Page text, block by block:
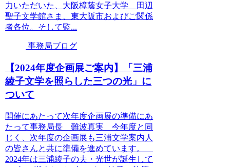
力いただいた、大阪樟蔭女子大学 田辺
聖子文学館さま、東大阪市およびご関係
者各位。そして監...
事務局ブログ
【2024年度企画展ご案内】「三浦
綾子文学を照らした三つの光」に
ついて
開催にあたって次年度企画展の準備にあ
たって事務局長 難波真実 今年度と同
じく、次年度の企画展も三浦文学案内人
の皆さんと共に準備を進めています。
2024年は三浦綾子の夫・光世が誕生して